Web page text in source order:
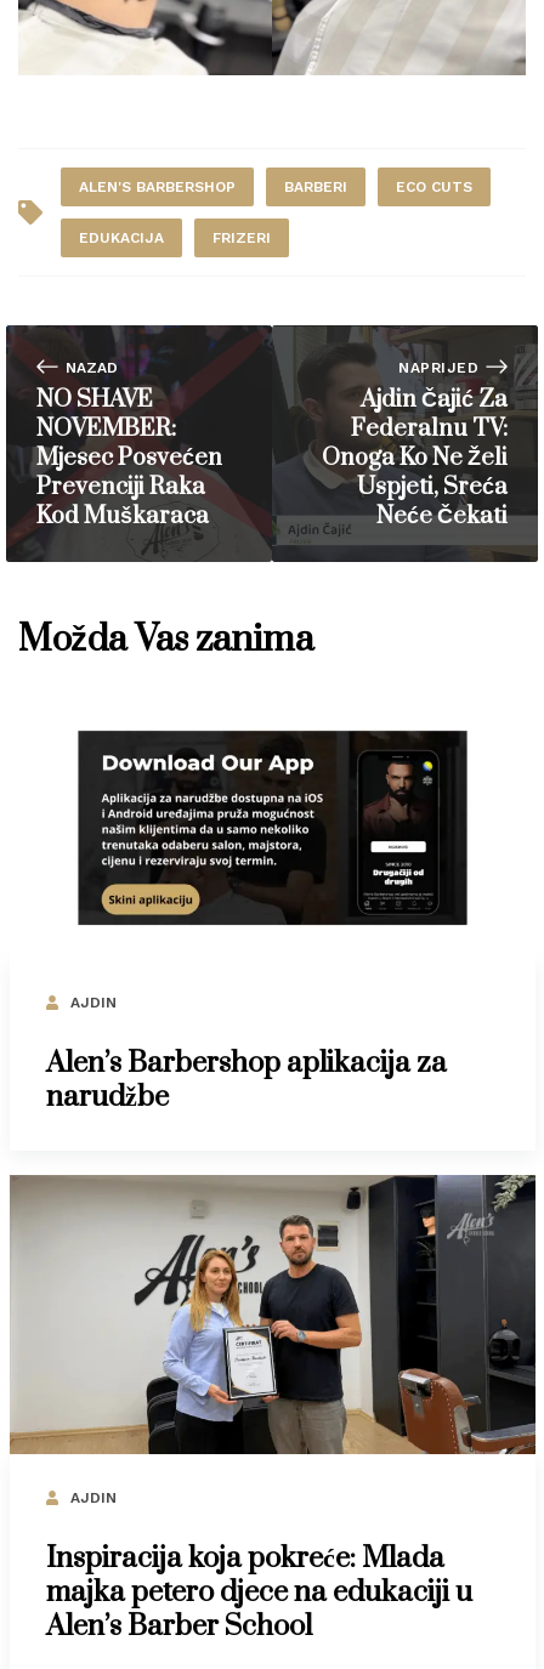
ALEN'S BARBERSHOP BARBERI ECO CUTS
EDUKACIJA FRIZERI
NAZAD
NO SHAVE
NOVEMBER:
Mjesec Posvećen
Prevenciji Raka
Kod Muškaraca
NAPRIJED
Ajdin Čajić Za
Federalnu TV:
Onoga Ko Ne Želi
Uspjeti, Sreća
Neće Čekati
Možda Vas zanima
AJDIN
Alen’s Barbershop aplikacija za
narudžbe
AJDIN
Inspiracija koja pokreće: Mlada
majka petero djece na edukaciji u
Alen’s Barber School